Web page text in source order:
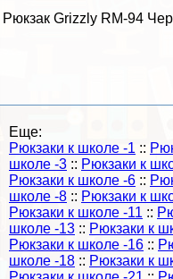
Рюкзак Grizzly RM-94
Еще:
Рюкзаки к школе -1 ::
школе -3 :: Рюкзаки к
Рюкзаки к школе -6 ::
школе -8 :: Рюкзаки к
Рюкзаки к школе -11 ::
школе -13 :: Рюкзаки к
Рюкзаки к школе -16 ::
школе -18 :: Рюкзаки к